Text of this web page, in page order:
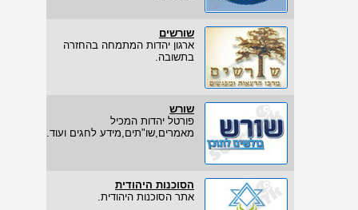
שורשים
ארגון יהדות המתמחה בהחזרה
בתשובה.
שורש
פורטל יהדות המכיל
מאמרים,שו"תים,מידע לחגים ועוד.
הסוכנות היהודית
אתר הסוכנות היהודית.